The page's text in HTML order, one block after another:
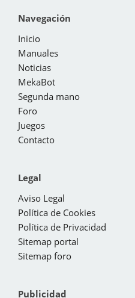
Navegación
Inicio
Manuales
Noticias
MekaBot
Segunda mano
Foro
Juegos
Contacto
Legal
Aviso Legal
Política de Cookies
Política de Privacidad
Sitemap portal
Sitemap foro
Publicidad